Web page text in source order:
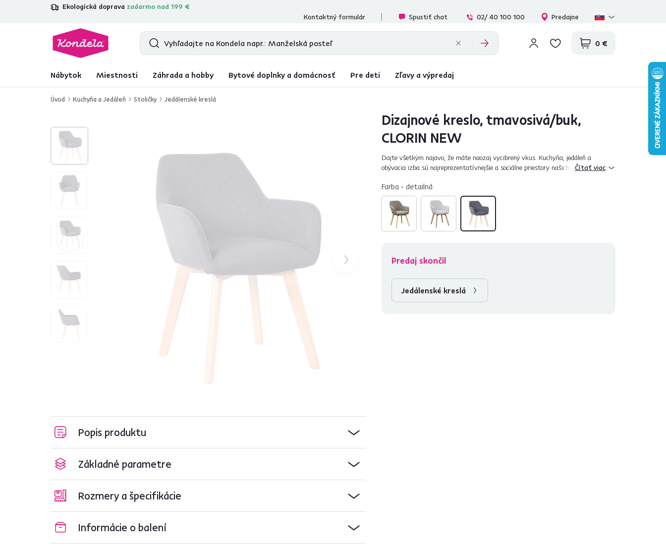
Ekologická doprava zadarmo nad 199 €
4,7 31 157overených produktových recenzií
Kontaktný formulár
Spustiť chat 02/ 40 100 100 Predajne
0 €
Nábytok Miestnosti Záhrada a hobby Bytové doplnky a domácnosť Pre deti Zľavy a výpredaj
Úvod Kuchyňa a Jedáleň Stoličky Jedálenské kreslá
Dizajnové kreslo, tmavosivá/buk,
CLORIN NEW
Dajte všetkým najavo, že máte naozaj vycibrený vkus. Kuchyňa, jedáleň a
obývacia izba sú najreprezentatívnejšie a sociálne priestory našich domovov. Či
Čítať viac
Farba - detailná
Predaj skončil
Jedálenské kreslá
Popis produktu
Základné parametre
Rozmery a špecifikácie
Informácie o balení